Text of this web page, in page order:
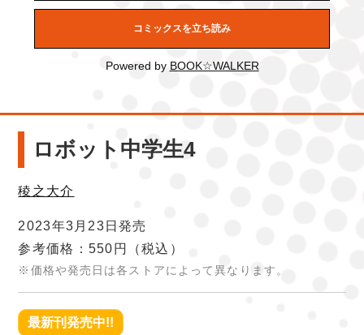
コミックスを立ち読み
Powered by BOOK☆WALKER
ロボット中学生4
稜之大介
2023年3月23日発売
参考価格：550円
（税込）
※価格や発売日は各ストアによって異なります。
最新刊発売中!!